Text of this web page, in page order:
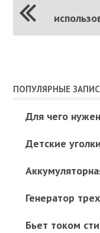
ПОПУЛЯРНЫЕ
Для чего
Детские
Генератор
Бьет током